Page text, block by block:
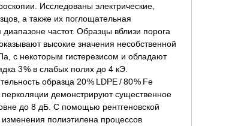
Исследованы электрические,
а также их поглощательная
частот. Образцы вблизи порога
высокие значения несобственной
с некоторым гистерезисом и обладают
3 % в слабых полях до 4 кЭ.
образца 20 % LDPE / 80 % Fe
демонстрируют существенное
до 8 дБ. С помощью рентгеновской
полиэтилена процессов